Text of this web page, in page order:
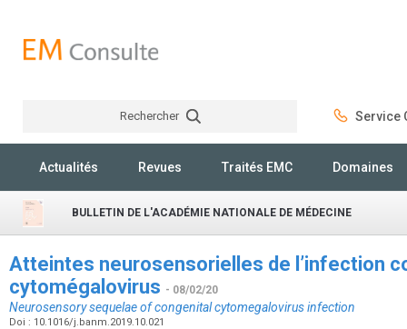
Rechercher Service
Actualités Revues Traités EMC Domaines
BULLETIN DE L'ACADÉMIE NATIONALE DE MÉDECINE
Atteintes neurosensorielles de l’infection
cytomégalovirus - 08/02/20
Neurosensory sequelae of congenital cytomegalovirus infection
Doi : 10.1016/j.banm.2019.10.021